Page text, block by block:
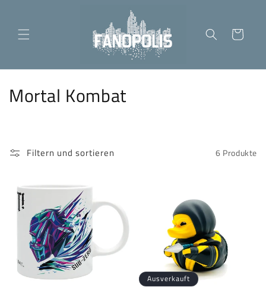
Warenkorb
K
e
g
o
e
Mortal Kombat
Filtern und sortieren 6 Produkte
Ausverkauft